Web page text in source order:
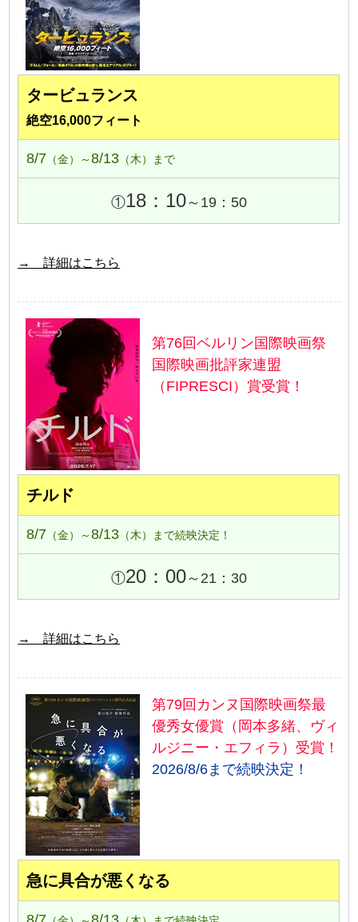
タービュランス
絶空16,000フィート
8/7 （金）～8/13 （木）まで
①18：10～19：50
→ 詳細はこちら
第76回ベルリン国際映画祭
国際映画批評家連盟
（FIPRESCI）賞受賞！
チルド
8/7 （金）～8/13 （木）まで続映決定！
①20：00～21：30
→ 詳細はこちら
第79回カンヌ国際映画祭最
優秀女優賞（岡本多緒、ヴィ
ルジニー・エフィラ）受賞！
2026/8/6まで続映決定！
急に具合が悪くなる